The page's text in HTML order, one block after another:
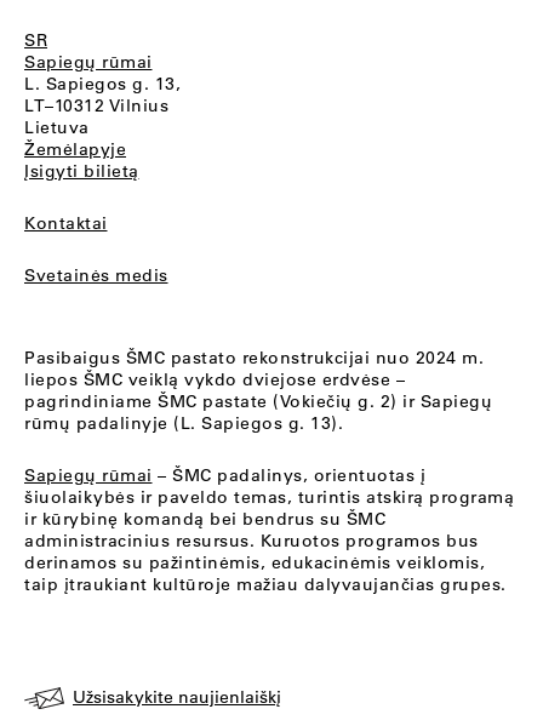
SR
Sapiegų rūmai
L. Sapiegos g. 13,
LT–10312 Vilnius
Lietuva
Žemėlapyje
Įsigyti bilietą
Kontaktai
Svetainės medis
Pasibaigus ŠMC pastato rekonstrukcijai nuo 2024 m.
liepos ŠMC veiklą vykdo dviejose erdvėse –
pagrindiniame ŠMC pastate (Vokiečių g. 2) ir Sapiegų
rūmų padalinyje (L. Sapiegos g. 13).
Sapiegų rūmai – ŠMC padalinys, orientuotas į
šiuolaikybės ir paveldo temas, turintis atskirą programą
ir kūrybinę komandą bei bendrus su ŠMC
administracinius resursus. Kuruotos programos bus
derinamos su pažintinėmis, edukacinėmis veiklomis,
taip įtraukiant kultūroje mažiau dalyvaujančias grupes.
Užsisakykite naujienlaiškį